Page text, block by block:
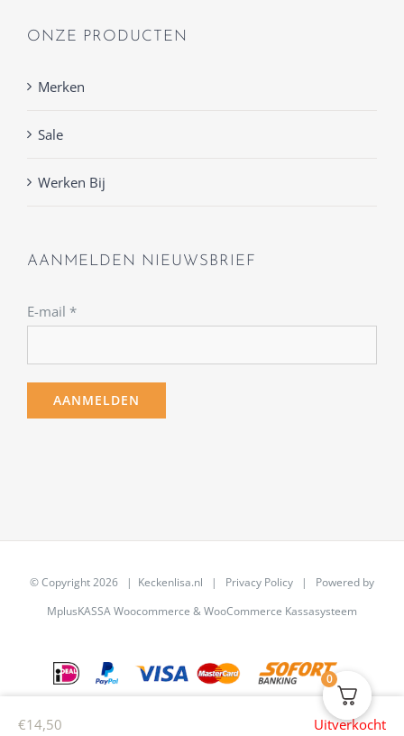
€14,50 Uitverkocht
ONZE PRODUCTEN
Merken
Sale
Werken Bij
AANMELDEN NIEUWSBRIEF
E-mail *
© Copyright2026 | Keckenlisa.nl | Privacy Policy | Powered by
MplusKASSA Woocommerce &WooCommerce Kassasysteem
0